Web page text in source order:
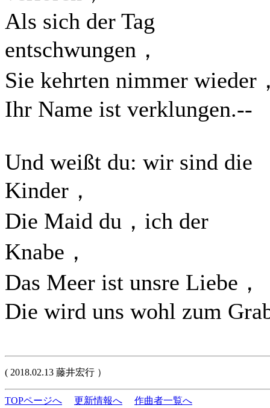
Als sich der Tag
entschwungen，
Sie kehrten nimmer wieder
Ihr Name ist verklungen.--
Und weißt du: wir sind die
Kinder，
Die Maid du，ich der
Knabe，
Das Meer ist unsre Liebe，
Die wird uns wohl zum
( 2018.02.13 藤井宏行 ）
TOPページへ 更新情報へ 作曲者一覧へ